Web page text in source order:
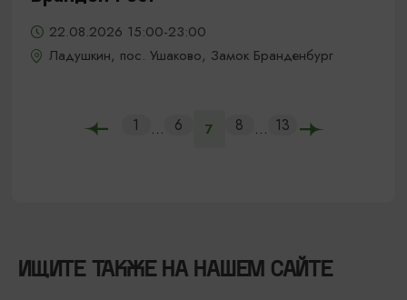
22.08.2026 15:00-23:00
Ладушкин, пос. Ушаково, Замок Бранденбург
1 ... 6 7 8 ... 13
ИЩИТЕ ТАКЖЕ НА НАШЕМ САЙТЕ